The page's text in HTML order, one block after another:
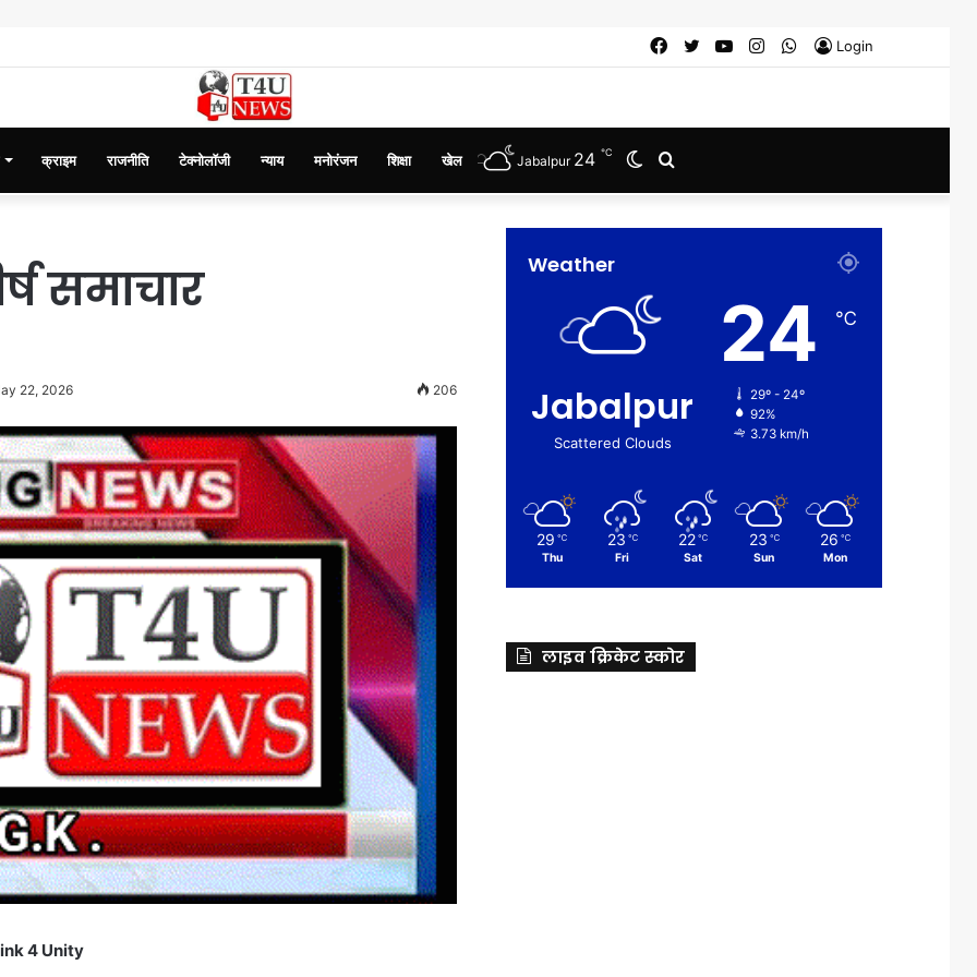
Login
WhatsApp
Instagram
YouTube
Twitter
Facebook
क्राइम राजनीति टेक्नोलॉजी न्याय मनोरंजन शिक्षा खेल
for
Switch
skin
Jabalpur 24 ℃
समाचार
22, 2026 206
4 Unity
Weather
Jabalpur
Scattered Clouds
24 ℃
29º - 24º
92%
3.73 km/h
29 ℃
Thu
23 ℃
Fri
22 ℃
Sat
23 ℃
Sun
26 ℃
Mon
लाइव क्रिकेट स्कोर